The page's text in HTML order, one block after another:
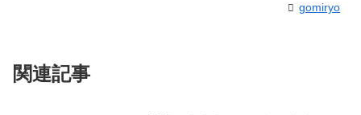
gomiryo
関連記事